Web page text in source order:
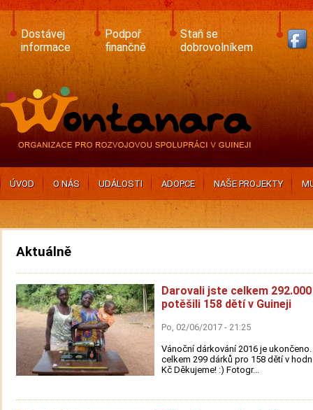
Skip
main
content
Dostávej
informace
Podpoř
finančně
Staň se
dobrovolníkem
ÚVOD O NÁS UDÁLOSTI ADOPCE NAŠE PROJEKTY
Aktuálně
Darovali jste celkem 292.000
potěšili 158 dětí v Guineji
Po, 02/06/2017 - 21:25
Vánoční dárkování 2016 je
celkem 299 dárků pro 158 dětí v
Kč Děkujeme! :) Fotogr...